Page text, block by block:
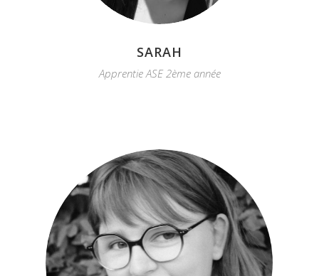
SARAH
Apprentie ASE 2ème année